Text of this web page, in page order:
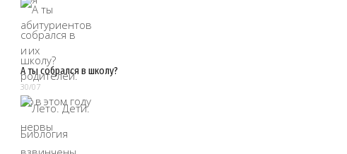
А ты собрался в школу?
30/07